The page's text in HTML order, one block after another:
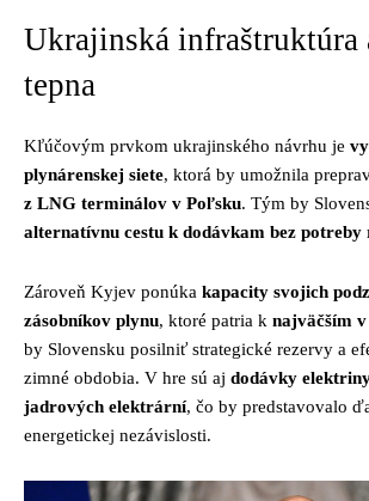
Ukrajinská infraštruktúra
tepna
Kľúčovým prvkom ukrajinského návrhu je
plynárenskej siete, ktorá by umožnila
z LNG terminálov v Poľsku. Tým by
alternatívnu cestu k dodávkam bez
Zároveň Kyjev ponúka kapacity svojich
zásobníkov plynu, ktoré patria k najväčším
by Slovensku posilniť strategické rezervy a
zimné obdobia. V hre sú aj dodávky
jadrových elektrární, čo by predstavovalo
energetickej nezávislosti.